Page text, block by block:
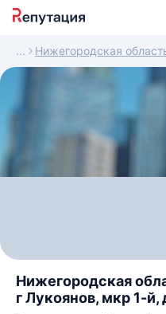
Нижегородская
Нижегородская
г Лукоянов, мкр 1-й,